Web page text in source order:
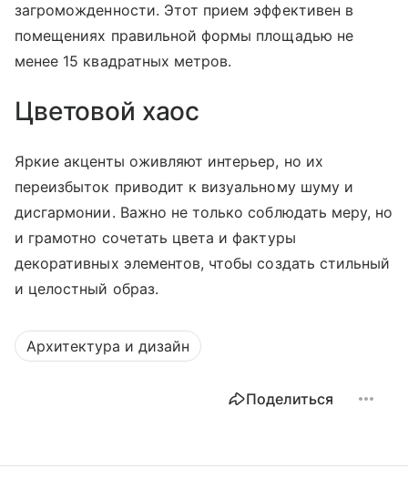
загроможденности. Этот прием эффективен в
помещениях правильной формы площадью не
менее 15 квадратных метров.
Цветовой хаос
Яркие акценты оживляют интерьер, но их
переизбыток приводит к визуальному шуму и
дисгармонии. Важно не только соблюдать меру, но
и грамотно сочетать цвета и фактуры
декоративных элементов, чтобы создать стильный
и целостный образ.
Архитектура и дизайн
Поделиться